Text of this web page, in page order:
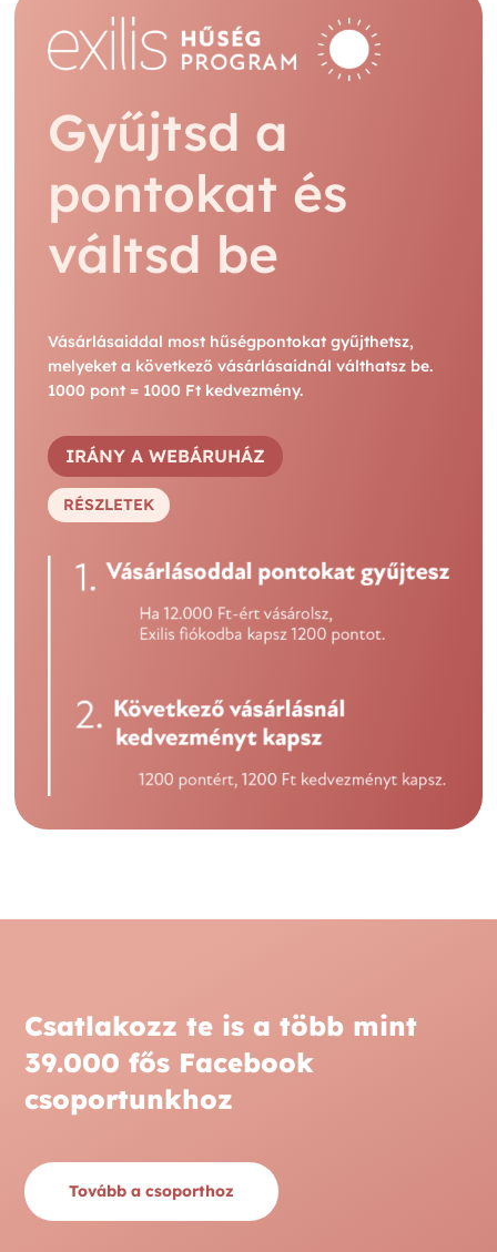
Gyűjtsd a
pontokat és
váltsd be
Vásárlásaiddal most hűségpontokat gyűjthetsz,
melyeket a következő vásárlásaidnál válthatsz be.
1000 pont = 1000 Ft kedvezmény.
IRÁNY A WEBÁRUHÁZ
RÉSZLETEK
Csatlakozz te is a több mint
39.000 fős Facebook
csoportunkhoz
Tovább a csoporthoz